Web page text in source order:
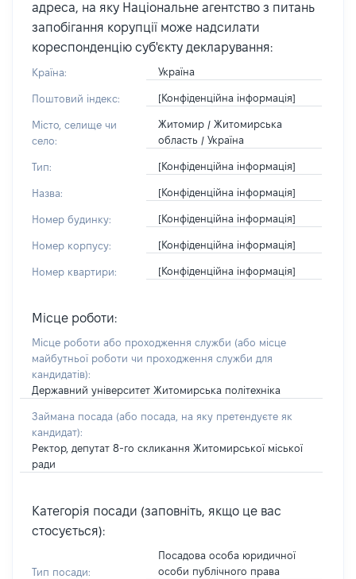
адреса, на яку Національне агентство з питань
запобігання корупції може надсилати
кореспонденцію суб'єкту декларування:
Країна: Україна
Поштовий індекс: [Конфіденційна інформація]
Місто, селище чи
село:
Житомир / Житомирська
область / Україна
Тип: [Конфіденційна інформація]
Назва: [Конфіденційна інформація]
Номер будинку: [Конфіденційна інформація]
Номер корпусу: [Конфіденційна інформація]
Номер квартири: [Конфіденційна інформація]
Місце роботи:
Місце роботи або проходження служби (або місце
майбутньої роботи чи проходження служби для
кандидатів):
Державний університет Житомирська політехніка
Займана посада (або посада, на яку претендуєте як
кандидат):
Ректор, депутат 8-го скликання Житомирської міської
ради
Категорія посади (заповніть, якщо це вас
стосується):
Тип посади:
Посадова особа юридичної
особи публічного права